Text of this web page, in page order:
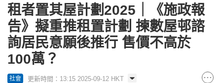
Time
租者置其屋計劃2025｜《施政報
告》擬重推租置計劃 揀數屋邨諮
詢居民意願後推行 售價不高於
100萬？
社會 更新時間：13:15 2025-09-12 HKT